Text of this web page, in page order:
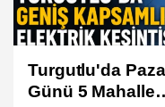
Koldere'ye
Tarımsal Sulama